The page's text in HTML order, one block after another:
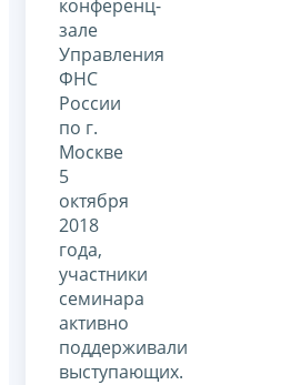
конференц-
зале
Управления
ФНС
России
по г.
Москве
5
октября
2018
года,
участники
семинара
активно
поддерживали
выступающих.